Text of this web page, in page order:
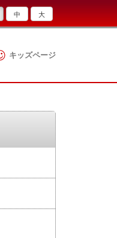
中 大
キッズページ